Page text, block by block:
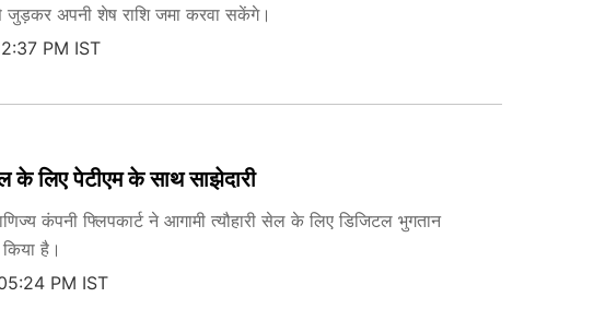
जुड़कर अपनी शेष राशि जमा करवा सकेंगे।
PM IST
के लिए पेटीएम के साथ साझेदारी
कंपनी फ्लिपकार्ट ने आगामी त्यौहारी सेल के लिए डिजिटल भुगतान
है।
PM IST